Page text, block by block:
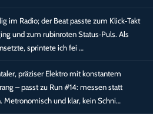
im Radio; der Beat passte zum Klick‑Takt
und zum rubinroten Status‑Puls. Als
sprintete ich fei …
präziser Elektro mit konstantem
– passt zu Run #14: messen statt
Metronomisch und klar, kein Schni…